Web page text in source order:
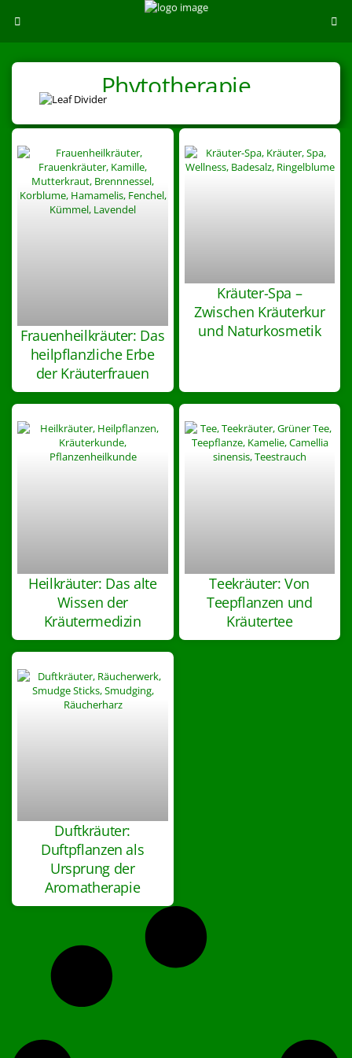
Phytotherapie
Frauenheilkräuter: Das
heilpflanzliche Erbe
der Kräuterfrauen
Kräuter-Spa –
Zwischen Kräuterkur
und Naturkosmetik
Heilkräuter: Das alte
Wissen der
Kräutermedizin
Teekräuter: Von
Teepflanzen und
Kräutertee
Duftkräuter:
Duftpflanzen als
Ursprung der
Aromatherapie